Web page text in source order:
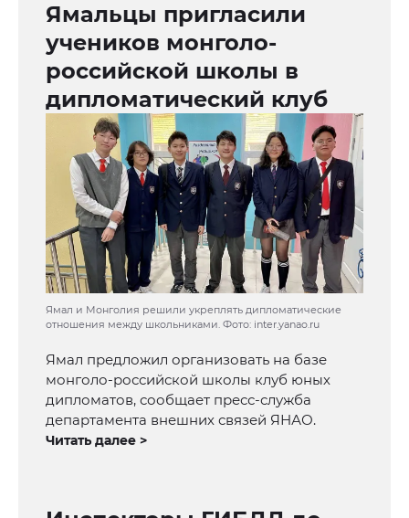
Ямальцы пригласили
учеников монголо-
российской школы в
дипломатический клуб
Ямал и Монголия решили укреплять дипломатические
отношения между школьниками. Фото: inter.yanao.ru
Ямал предложил организовать на базе
монголо-российской школы клуб юных
дипломатов, сообщает пресс-служба
департамента внешних связей ЯНАО.
Читать далее >